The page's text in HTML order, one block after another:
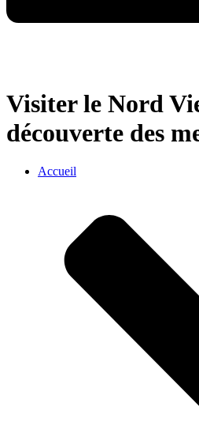
Visiter le Nord
découverte des
Accueil